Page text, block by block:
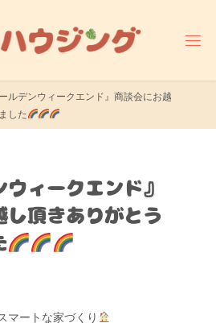
ールデンウィークエンド』商談会にお越
した
ウィークエンド』
し頂きありがとう
マートな家づくり